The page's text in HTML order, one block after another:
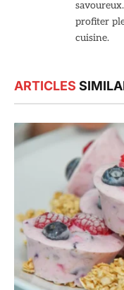
profiter
cuisine.
ARTICLES